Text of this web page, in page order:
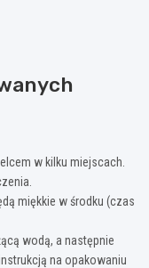
w kilku miejscach.
miękkie w środku (czas
wodą, a następnie
na opakowaniu